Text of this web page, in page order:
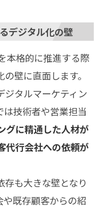
デジタル化の壁
本格的に推進する際
壁に直面します。
ジタルマーケティン
技術者や営業担当
グに精通した人材が
代行会社への依頼が
存も大きな壁となり
や既存顧客からの紹